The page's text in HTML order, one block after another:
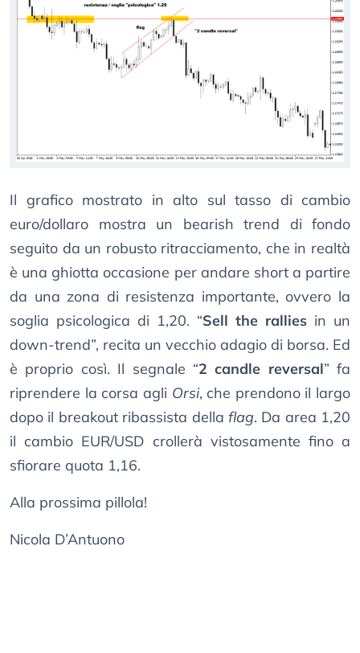
Il grafico mostrato in alto sul tasso di cambio
euro/dollaro mostra un bearish trend di fondo
seguito da un robusto ritracciamento, che in realtà
è una ghiotta occasione per andare short a partire
da una zona di resistenza importante, ovvero la
soglia psicologica di 1,20. “Sell the rallies in un
down-trend”, recita un vecchio adagio di borsa. Ed
è proprio così. Il segnale “2 candle reversal” fa
riprendere la corsa agli Orsi, che prendono il largo
dopo il breakout ribassista della flag. Da area 1,20
il cambio EUR/USD crollerà vistosamente fino a
sfiorare quota 1,16.
Alla prossima pillola!
Nicola D’Antuono